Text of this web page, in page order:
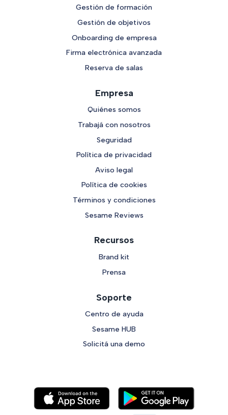
Gestión de formación
Gestión de objetivos
Onboarding de empresa
Firma electrónica avanzada
Reserva de salas
Empresa
Quiénes somos
Trabajá con nosotros
Seguridad
Política de privacidad
Aviso legal
Política de cookies
Términos y condiciones
Sesame Reviews
Recursos
Brand kit
Prensa
Soporte
Centro de ayuda
Sesame HUB
Solicitá una demo